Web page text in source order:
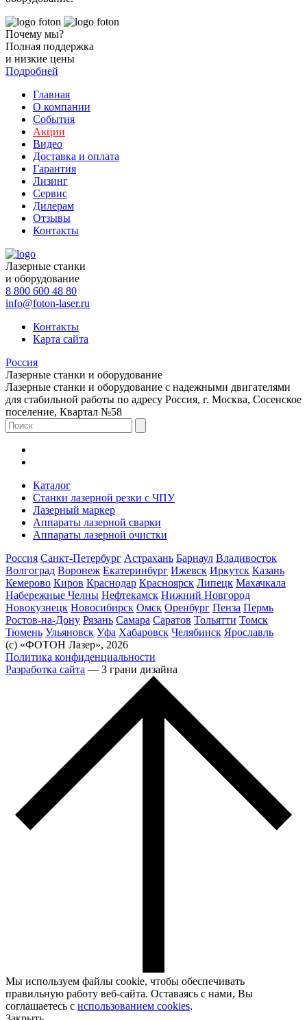
Почему мы?
Полная поддержка
и низкие цены
Подробней
Главная
О компании
События
Акции
Видео
Доставка и оплата
Гарантия
Лизинг
Сервис
Дилерам
Отзывы
Контакты
Лазерные станки
и оборудование
8 800 600 48 80
info@foton-laser.ru
Контакты
Карта сайта
Россия
Лазерные станки и оборудование
Лазерные станки и оборудование с надежными двигателями
для стабильной работы по адресу Россия, г. Москва, Сосенское
поселение, Квартал №58
Каталог
Станки лазерной резки с ЧПУ
Лазерный маркер
Аппараты лазерной сварки
Аппараты лазерной очистки
Россия Санкт-Петербург Астрахань Барнаул Владивосток
Волгоград Воронеж Екатеринбург Ижевск Иркутск Казань
Кемерово Киров Краснодар Красноярск Липецк Махачкала
Набережные Челны Нефтекамск Нижний Новгород
Новокузнецк Новосибирск Омск Оренбург Пенза Пермь
Ростов-на-Дону Рязань Самара Саратов Тольятти Томск
Тюмень Ульяновск Уфа Хабаровск Челябинск Ярославль
(с) «ФОТОН Лазер», 2026
Политика конфиденциальности
Разработка сайта — 3 грани дизайна
Мы используем файлы cookie, чтобы обеспечивать
правильную работу веб-сайта. Оставаясь с нами, Вы
соглашаетесь с использованием cookies.